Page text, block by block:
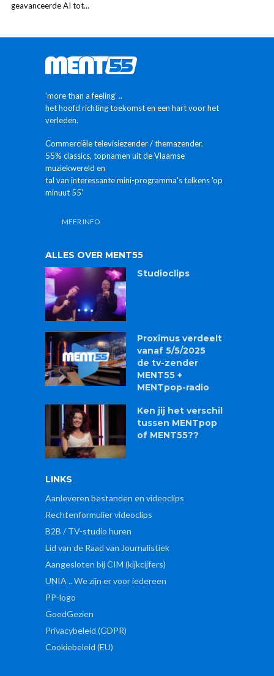
geavanceerde AI tot...
'more than a feeling' ..
het hoofd richting toekomst en een hart voor het
verleden.
Commerciële televisiezender / themazender.
55% classics, topnamen uit de Vlaamse
muziekwereld en
tal van interessante mini-programma's telkens 'op
minuut 55'
MEER INFO
ALLES OVER MENT55
Studioclips
Proximus verdeelt
vanaf 5/5/2025
de tv-zender
MENT55 +
MENTpop-radio
Ken jij het verschil
tussen MENTpop
of MENT55??
LINKS
Aanleveren bestanden en videoclips
Rechtenformulier videoclips
B2B / TV-studio huren
Lid van de Raad van Journalistiek
Aangesloten bij CIM (kijkcijfers)
UNIA .. We zijn er voor iedereen
PP-logo
GoedGezien
Privacybeleid (GDPR)
Cookiebeleid (EU)